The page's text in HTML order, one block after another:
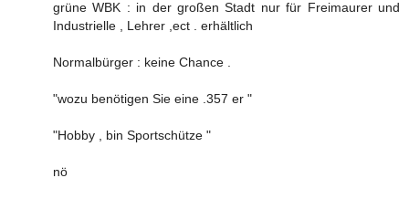
grüne WBK : in der großen Stadt nur für Freimaurer und
Industrielle , Lehrer ,ect . erhältlich
Normalbürger : keine Chance .
"wozu benötigen Sie eine .357 er "
"Hobby , bin Sportschütze "
nö